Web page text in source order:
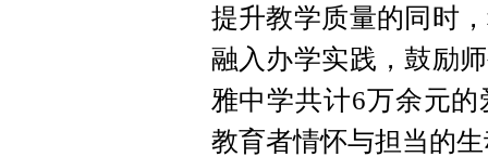
提升教学质量的同时
融入办学实践，鼓励
雅中学共计6万余元
教育者情怀与担当的